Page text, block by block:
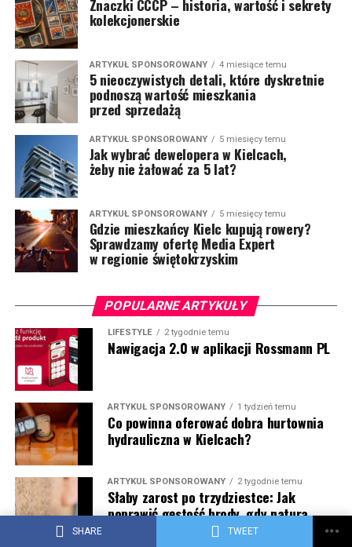
SHARE TWEET
Znaczki CCCP – historia, wartość i sekrety
kolekcjonerskie
ARTYKUŁ SPONSOROWANY 4 miesiące temu
5 nieoczywistych detali, które dyskretnie
podnoszą wartość mieszkania
przed sprzedażą
ARTYKUŁ SPONSOROWANY 5 miesięcy temu
Jak wybrać dewelopera w Kielcach,
żeby nie żałować za 5 lat?
ARTYKUŁ SPONSOROWANY 5 miesięcy temu
Gdzie mieszkańcy Kielc kupują rowery?
Sprawdzamy ofertę Media Expert
w regionie świętokrzyskim
POPULARNE ARTYKUŁY
LIFESTYLE 2 tygodnie temu
Nawigacja 2.0 w aplikacji Rossmann PL
ARTYKUŁ SPONSOROWANY 1 tydzień temu
Co powinna oferować dobra hurtownia
hydrauliczna w Kielcach?
ARTYKUŁ SPONSOROWANY 2 tygodnie temu
Słaby zarost po trzydziestce: Jak
poprawić gęstość brody, gdy natura